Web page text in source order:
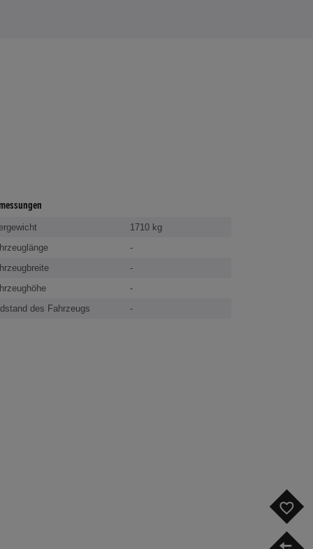
1710 kg
-
-
-
des Fahrzeugs
-